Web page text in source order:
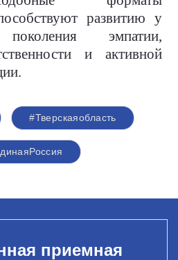
развитию у
поколения эмпатии,
и активной
#Тверскаяобласть
приемная